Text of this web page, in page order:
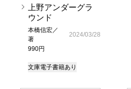
上野アンダーグラ
ウンド
本橋信宏／
著
990円
2024/03/28
文庫電子書籍あり